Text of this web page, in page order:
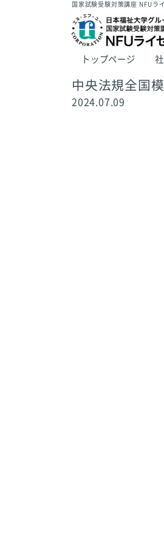
国家試験受験対策講座 NFUラ
トップページ
中央法規全国
2024.07.09